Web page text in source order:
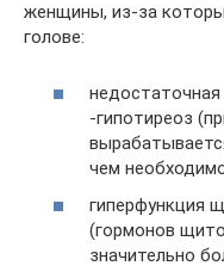
женщины, из-за
голове:
-гипотиреоз
чем
гиперфункция
(гормонов
значительно